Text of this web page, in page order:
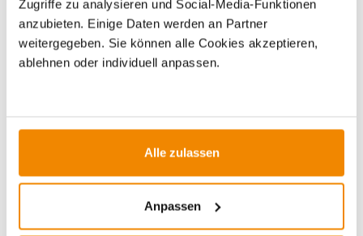
Zugriffe zu analysieren und Social-Media-Funktionen
anzubieten. Einige Daten werden an Partner
weitergegeben. Sie können alle Cookies akzeptieren,
ablehnen oder individuell anpassen.
Alle zulassen
Anpassen
Dieses Produkt finden Sie unter:Grillzubehör|Zubehör
Geschenke| Geschenke für Grillfans|Grillzubehör zum
Verschenken|Grillthermometer
ZUBEHÖR